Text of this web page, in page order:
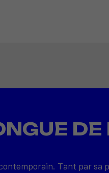
DE
Tant par sa